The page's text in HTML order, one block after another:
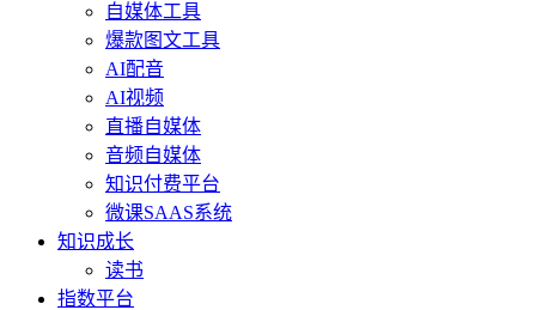
自媒体工具
爆款图文工具
AI配音
AI视频
直播自媒体
音频自媒体
知识付费平台
微课SAAS系统
知识成长
读书
指数平台